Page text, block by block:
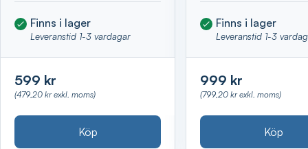
Finns i lager
Leveranstid 1-3 vardagar
599 kr
(479,20 kr exkl. moms)
Köp
Finns i lager
Leveranstid 1-3
999 kr
(799,20 kr exkl. moms)
Köp